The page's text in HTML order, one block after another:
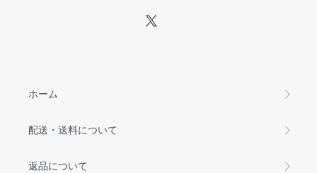
ホーム
配送・送料について
返品について